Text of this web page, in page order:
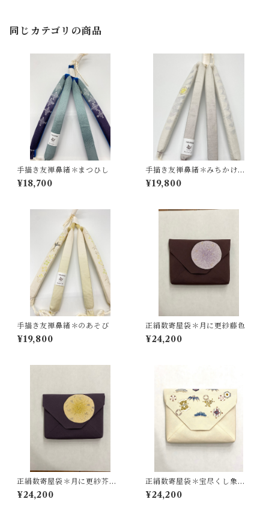
同じカテゴリの商品
手描き友禅鼻緒＊まつひし
¥18,700
手描き友禅鼻緒＊みちかけ＊
白灰色
¥19,800
手描き友禅鼻緒＊のあそび
¥19,800
正絹数寄屋袋＊月に更紗藤色
¥24,200
正絹数寄屋袋＊月に更紗芥子
色
¥24,200
正絹数寄屋袋＊宝尽くし象牙
色
¥24,200